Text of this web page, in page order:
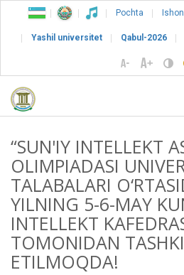
Pochta
Yashil universitet Qabul-2026
“SUN'IY INTELLEKT
OLIMPIADASI
TALABALARI
YILNING 5-6-MAY
INTELLEKT
TOMONIDAN
ETILMOQDA!